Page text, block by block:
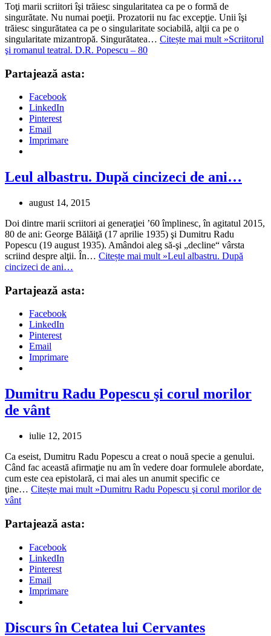
Toţi marii scriitori îşi trăiesc singularitatea ca pe o formă de
singurătate. Nu numai poeţii. Prozatorii nu fac excepţie. Unii îşi
trăiesc singurătatea ca pe o singularitate sociabilă, alţii ca pe o
singularitate mizantropă. Singurătatea… Citește mai mult »Scriitorul
şi romanul teatral. D.R. Popescu – 80
Partajează asta:
Facebook
LinkedIn
Pinterest
Email
Imprimare
Leul albastru. După cincizeci de ani…
august 14, 2015
Doi dintre marii scriitori ai generaţiei ’60 împlinesc, în agitatul 2015,
80 de ani: George Bălăiţă (17 aprilie 1935) şi Dumitru Radu
Popescu (19 august 1935). Amândoi aleg să-şi „decline“ vârsta
scriind despre alţii. În… Citește mai mult »Leul albastru. După
cincizeci de ani…
Partajează asta:
Facebook
LinkedIn
Pinterest
Email
Imprimare
Dumitru Radu Popescu şi corul morilor
de vânt
iulie 12, 2015
Ca eseist, Dumitru Radu Popescu a creat o nouă specie a genului.
Când fac această afirmaţie nu am în vedere doar formulele abordate,
cum este cea epistolară, ci mai ales un anumit specific ce
ţine… Citește mai mult »Dumitru Radu Popescu şi corul morilor de
vânt
Partajează asta:
Facebook
LinkedIn
Pinterest
Email
Imprimare
Discurs în Cetatea lui Cervantes